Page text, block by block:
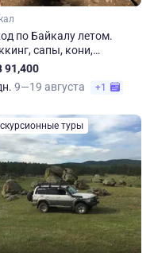
по Байкалу летом.
сапы, кони,
91,400
9—19 августа +1
туры